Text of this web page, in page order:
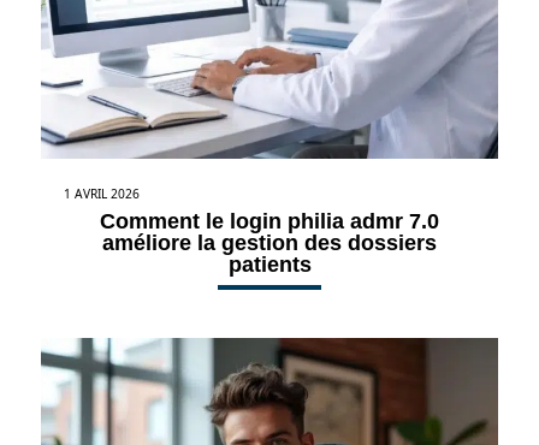
1 AVRIL 2026
Comment le login philia admr 7.0
améliore la gestion des dossiers
patients